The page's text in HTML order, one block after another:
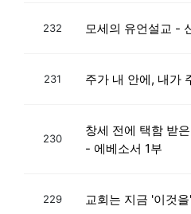
232 모세의 유언설교 -
231 주가 내 안에, 내가
230
창세 전에 택함 받
- 에베소서 1부
229 교회는 지금 '이것